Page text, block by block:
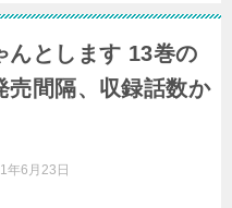
んとします 13巻の
売間隔、収録話数か
年6月23日